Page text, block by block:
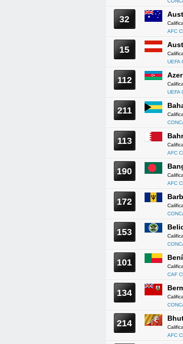
32
AFC
15
UEFA
112
UEFA
211
113
AFC
190
AFC
172
153
101
CAF
134
214
AFC